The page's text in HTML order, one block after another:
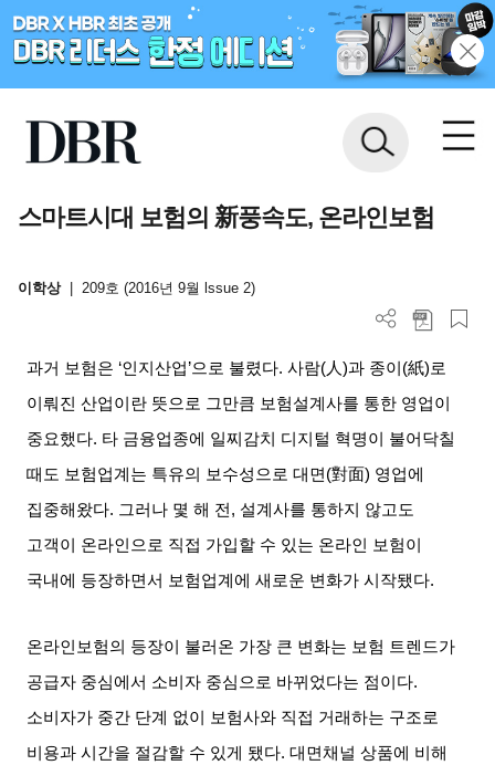
스마트시대 보험의 新풍속도, 온라인보험
이학상 209호 (2016년 9월 lssue 2)
과거 보험은 ‘인지산업’으로 불렸다.사람(人)과 종이 (紙)로
이뤄진 산업이란 뜻으로 그만큼 보험설계사를 통한 영업이
중요했다. 타 금융업종에 일찌감치 디지털 혁명이 불어닥칠
때도 보험업계는 특유의 보수성으로 대면 (對面) 영업에
집중해왔다. 그러나 몇 해 전 , 설계사를 통하지 않고도
고객이 온라인으로 직접 가입할 수 있는 온라인 보험이
국내에 등장하면서 보험업계에 새로운 변화가 시작됐다.
온라인보험의 등장이 불러온 가장 큰 변화는 보험 트렌드가
공급자 중심에서 소비자 중심으로 바뀌었다는 점이다.
소비자가 중간 단계 없이 보험사와 직접 거래하는 구조로
비용과 시간을 절감할 수 있게 됐다.대면채널 상품에 비해